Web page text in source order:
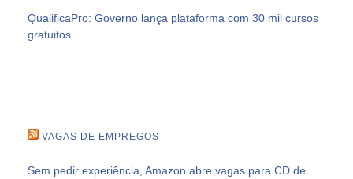
QualificaPro: Governo lança plataforma com 30 mil cursos
gratuitos
VAGAS DE EMPREGOS
Sem pedir experiência, Amazon abre vagas para CD de